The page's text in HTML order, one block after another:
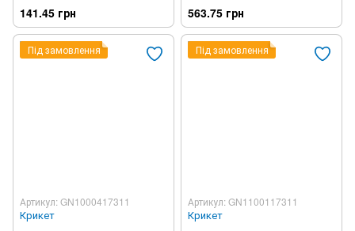
141.45 грн 563.75 грн
Під замовлення
Артикул: GN1000417311
Крикет
Під замовлення
Артикул: GN1100117311
Крикет